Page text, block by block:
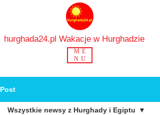
hurghada24.pl Wakacje w Hurghadzie
ME
NU
Post
Wszystkie newsy z Hurghady i Egiptu